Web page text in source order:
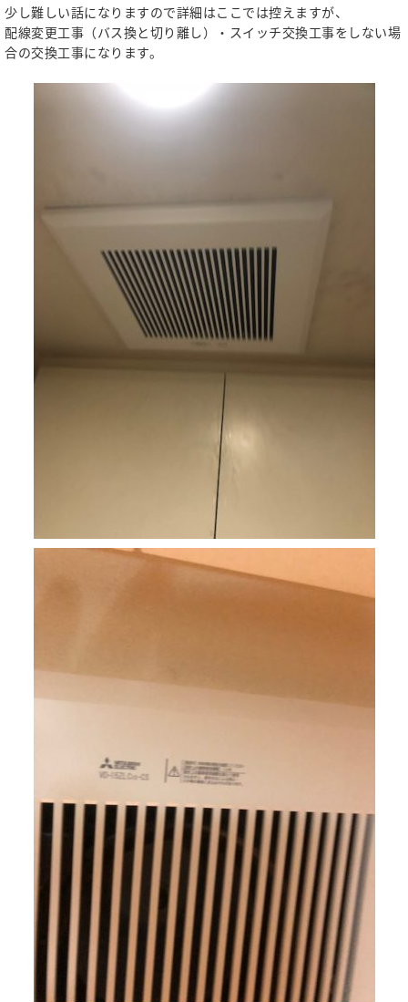
少し難しい話になりますので詳細はここでは控えますが、
配線変更工事（バス換と切り離し）・スイッチ交換工事をしない場
合の交換工事になります。